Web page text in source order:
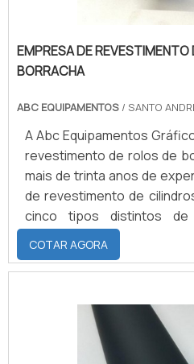
EMPRESA DE REVESTIMENTO
BORRACHA
ABC EQUIPAMENTOS / SANTO
A Abc Equipamentos
revestimento de rolos de
mais de trinta anos de
de revestimento de
cinco tipos distintos de
Borracha natural;
EPDM;
CADA TIPO DE
para cada tipo de serviço.
silicone é um elastômero
por conta da resistência ao
COTAR AGORA